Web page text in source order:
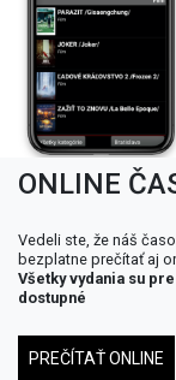
ONLINE
Vedeli ste, že náš
bezplatne prečítať aj
Všetky vydania su
dostupné
PREČÍTAŤ ONLINE